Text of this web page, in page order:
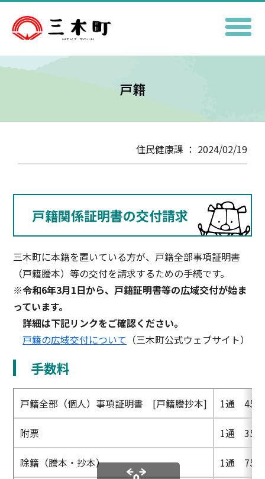
戸籍
住民健康課 ： 2024/02/19
戸籍関係証明書の交付請求
三木町に本籍を置いている方が、戸籍全部事項証明書
（戸籍謄本）等の交付を請求するための手続です。
※令和6年3月1日から、戸籍証明書等の広域交付が始ま
っています。
詳細は下記リンクをご確認ください。
戸籍の広域交付について （三木町公式ウェブサイト）
手数料
戸籍全部（個人）事項証明書 [戸籍謄抄本] 1通 450
附票 1通 350
除籍（謄本・抄本） 1通 750